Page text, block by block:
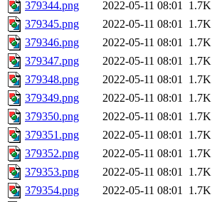
379344.png
2022-05-11 08:01 1.7K
379345.png
2022-05-11 08:01 1.7K
379346.png
2022-05-11 08:01 1.7K
379347.png
2022-05-11 08:01 1.7K
379348.png
2022-05-11 08:01 1.7K
379349.png
2022-05-11 08:01 1.7K
379350.png
2022-05-11 08:01 1.7K
379351.png
2022-05-11 08:01 1.7K
379352.png
2022-05-11 08:01 1.7K
379353.png
2022-05-11 08:01 1.7K
379354.png
2022-05-11 08:01 1.7K